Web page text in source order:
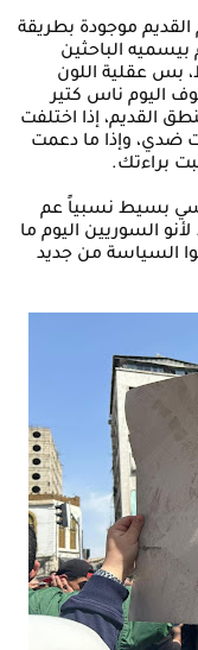
موجودة بطريقة
الباحثين
بس عقلية اللون
اليوم ناس كتير
القديم، إذا اختلفت
ضدي، وإذا ما دعمت
براءتك.
بسيط نسبياً عم
السوريين اليوم ما
السياسة من جديد